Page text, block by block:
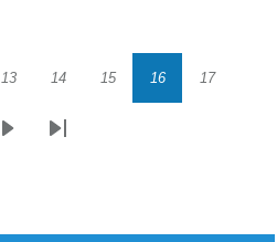
Sayfa
13 Sayfa
14 Sayfa
15 Sayfa
16 Sayfa
17
SonrakiSon